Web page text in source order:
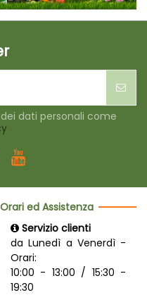
dati personali come
Orari ed Assistenza
Servizio clienti
da Lunedì a Venerdì -
Orari:
10:00 - 13:00 / 15:30 -
19:30